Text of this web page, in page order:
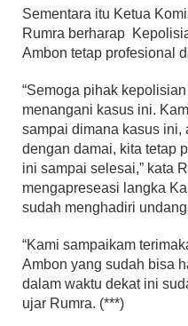
Sementara itu Ketua
Rumra berharap
Ambon tetap profesional
“Semoga pihak
menangani kasus ini.
sampai dimana kasus ini,
dengan damai, kita tetap
ini sampai selesai,” kata
mengapreseasi langka
sudah menghadiri
“Kami sampaikam
Ambon yang sudah bisa
dalam waktu dekat ini
ujar Rumra. (***)